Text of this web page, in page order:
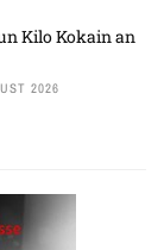
Kilo Kokain an
2026